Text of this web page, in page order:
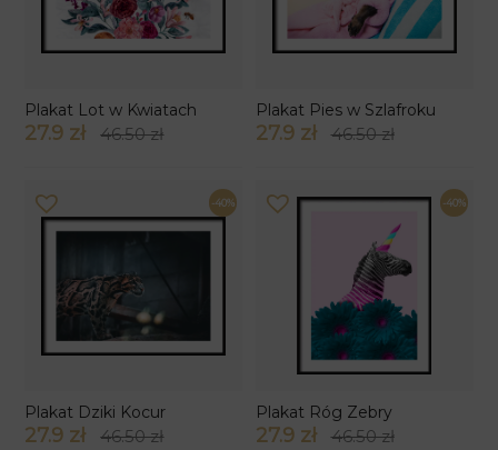
Plakat Lot w Kwiatach
27.9 zł 46.50 zł
Plakat Pies w Szlafroku
27.9 zł 46.50 zł
-40%
Plakat Dziki Kocur
27.9 zł 46.50 zł
-40%
Plakat Róg Zebry
27.9 zł 46.50 zł